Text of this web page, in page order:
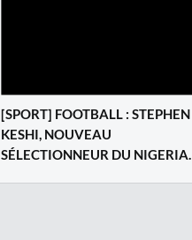
[SPORT] FOOTBALL : STEPHEN
KESHI, NOUVEAU
SÉLECTIONNEUR DU NIGERIA.